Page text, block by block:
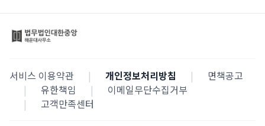
서비스 이용약관 | 개인정보처리방침 |
면책공고
|
유한책임 |
이메일무단수집거부
|
고객만족센터